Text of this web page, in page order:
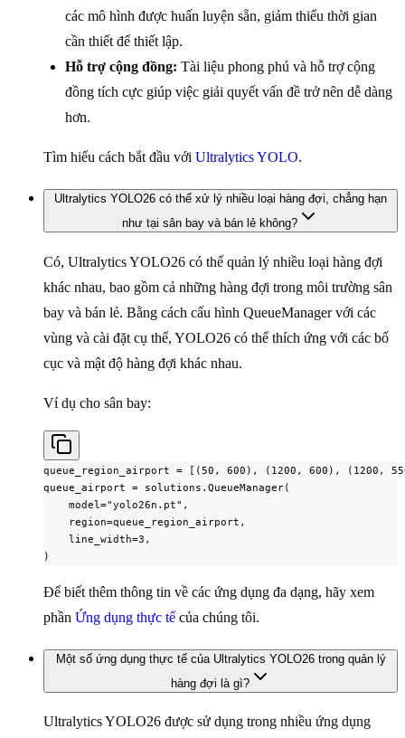
các mô hình được huấn luyện sẵn, giảm thiểu thời gian
cần thiết để thiết lập.
Hỗ trợ cộng đồng: Tài liệu phong phú và hỗ trợ cộng
đồng tích cực giúp việc giải quyết vấn đề trở nên dễ dàng
hơn.
Tìm hiểu cách bắt đầu với Ultralytics YOLO.
Ultralytics YOLO26 có thể xử lý nhiều loại hàng đợi, chẳng hạn
như tại sân bay và bán lẻ không?
Có, Ultralytics YOLO26 có thể quản lý nhiều loại hàng đợi
khác nhau, bao gồm cả những hàng đợi trong môi trường sân
bay và bán lẻ. Bằng cách cấu hình QueueManager với các
vùng và cài đặt cụ thể, YOLO26 có thể thích ứng với các bố
cục và mật độ hàng đợi khác nhau.
Ví dụ cho sân bay:
queue_region_airport = [(50, 600), (1200, 600), (1200,
queue_airport = solutions.QueueManager(
    model="yolo26n.pt",
    region=queue_region_airport,
    line_width=3,
)
Để biết thêm thông tin về các ứng dụng đa dạng, hãy xem
phần Ứng dụng thực tế của chúng tôi.
Một số ứng dụng thực tế của Ultralytics YOLO26 trong quản lý
hàng đợi là gì?
Ultralytics YOLO26 được sử dụng trong nhiều ứng dụng